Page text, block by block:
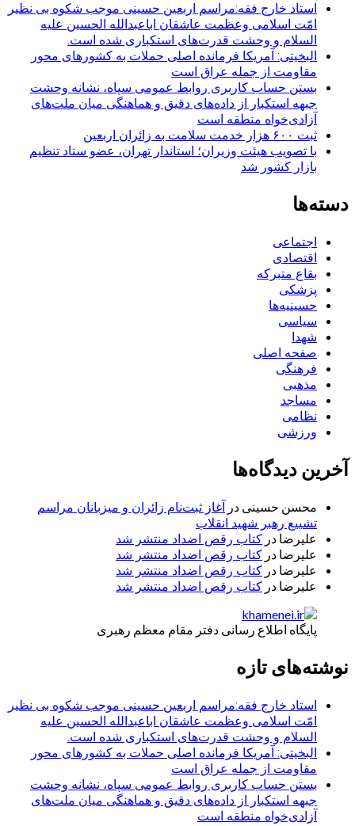
استاد خارج فقه:مراسم اربعین حسینی موجب شکوه بی نظیر
امّت اسلامی وعظمت عاشقان اباعبدالله الحسین علیه
السلام و وحشت قدرت‌های استکباری شده است.
البخیتی: آمریکا فرمانده اصلی حملات به کشورهای محور
مقاومت از جمله عراق است
بستن حساب کاربری روابط عمومی سپاه، نشانه‌ وحشت
جبهه استکبار از داده‌های دقیق و هماهنگی میان ملت‌های
آزادی‌خواه منطقه است
ثبت ۶۰۰ هزار خدمت سلامت به زائران اربعین
با تصویب هیئت وزیران؛ استاندار تهران، عضو ستاد تنظیم
بازار کشور شد
دسته‌ها
اجتماعی
اقتصادی
بقاع متبرکه
پزشکی
حسینیه‌ها
سیاسی
شهدا
صفحه اصلی
فرهنگی
مذهبی
مساجد
نظامی
ورزشی
آخرین دیدگاه‌ها
محسن حسینی در آغاز ثبت‌نام زائران و میزبانان مراسم
تشییع رهبر شهید انقلاب
علیرضا در کتاب رقص اضداد منتشر شد
علیرضا در کتاب رقص اضداد منتشر شد
علیرضا در کتاب رقص اضداد منتشر شد
علیرضا در کتاب رقص اضداد منتشر شد
پایگاه اطلاع رسانی دفتر مقام معظم رهبری
نوشته‌های تازه
استاد خارج فقه:مراسم اربعین حسینی موجب شکوه بی نظیر
امّت اسلامی وعظمت عاشقان اباعبدالله الحسین علیه
السلام و وحشت قدرت‌های استکباری شده است.
البخیتی: آمریکا فرمانده اصلی حملات به کشورهای محور
مقاومت از جمله عراق است
بستن حساب کاربری روابط عمومی سپاه، نشانه‌ وحشت
جبهه استکبار از داده‌های دقیق و هماهنگی میان ملت‌های
آزادی‌خواه منطقه است